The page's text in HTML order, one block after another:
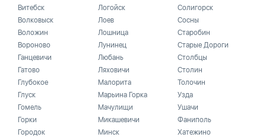
Витебск
Волковыск
Воложин
Вороново
Ганцевичи
Гатово
Глубокое
Глуск
Гомель
Горки
Городок
Логойск
Лоев
Лошница
Лунинец
Любань
Ляховичи
Малорита
Марьина Горка
Мачулищи
Микашевичи
Минск
Солигорск
Сосны
Старобин
Старые Дороги
Столбцы
Столин
Толочин
Узда
Ушачи
Фаниполь
Хатежино